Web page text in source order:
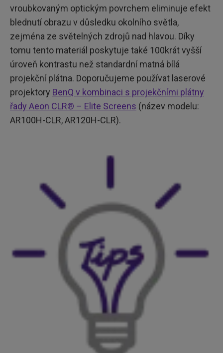
vroubkovaným optickým povrchem eliminuje efekt
blednutí obrazu v důsledku okolního světla,
zejména ze světelných zdrojů nad hlavou. Díky
tomu tento materiál poskytuje také 100krát vyšší
úroveň kontrastu než standardní matná bílá
projekční plátna. Doporučujeme používat laserové
projektory BenQ v kombinaci s projekčními plátny
řady Aeon CLR® – Elite Screens (název modelu:
AR100H-CLR, AR120H-CLR).